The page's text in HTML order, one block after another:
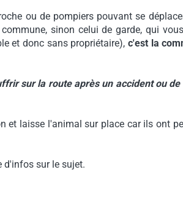
ou de pompiers pouvant se
sinon celui de garde, qui
et donc sans propriétaire), c'est la
sur la route après un accident ou
et laisse l'animal sur place car ils ont
d'infos sur le sujet.